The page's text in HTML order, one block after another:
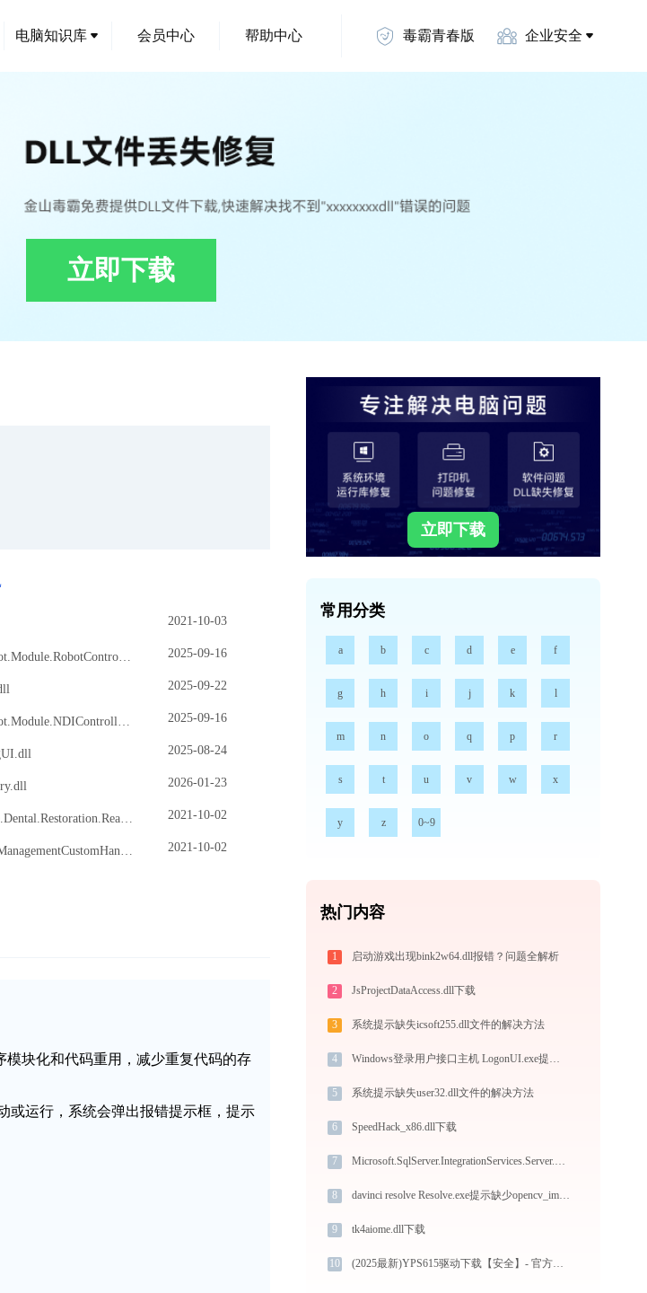
电脑知识库 会员中心 帮助中心 毒霸青春版 企业安全
立即下载
2021-10-03
2025-09-16
2025-09-22
2025-09-16
2025-08-24
2026-01-23
2021-10-02
2021-10-02
模块化和代码重用，减少重复代码的存
或运行，系统会弹出报错提示框，提示
立即下载
常用分类
a b c d e f
g h i j k l
m n o q p r
s t u v w x
y z 0~9
热门内容
1 启动游戏出现bink2w64.dll报错？问题全解析
2 JsProjectDataAccess.dll下载
3 系统提示缺失icsoft255.dll文件的解决方法
4 Windows登录用户接口主机 LogonUI.exe提示缺少rpcrt4.dll文件的解决办法
5 系统提示缺失user32.dll文件的解决方法
6 SpeedHack_x86.dll下载
7 Microsoft.SqlServer.IntegrationServices.Server.Common.dll下载
8 davinci resolve Resolve.exe提示缺少opencv_imgcodecs320.dll文件的解决办法
9 tk4aiome.dll下载
10 (2025最新)YPS615驱动下载【安全】- 官方Win10/Win11兼容驱动安装指南